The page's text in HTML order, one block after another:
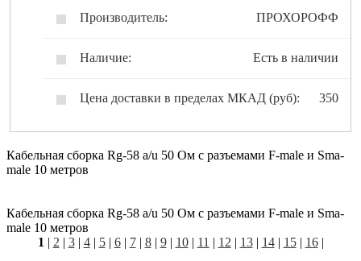
Производитель: ПРОХОРОФФ
Наличие: Есть в наличии
Цена доставки в пределах МКАД (руб): 350
Кабельная сборка Rg-58 a/u 50 Ом с разъемами F-male и Sma-
male 10 метров
Кабельная сборка Rg-58 a/u 50 Ом с разъемами F-male и Sma-
male 10 метров
1 | 2 | 3| 4| 5| 6| 7| 8| 9| 10| 11 | 12 | 13| 14| 15| 16|